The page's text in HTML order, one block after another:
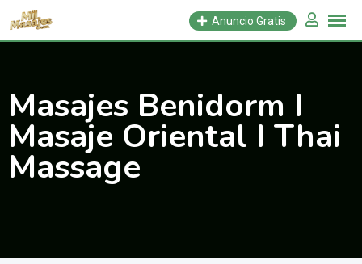
Saltar
Anuncio Gratis
Masajes Benidorm I
Masaje Oriental I Thai
Massage